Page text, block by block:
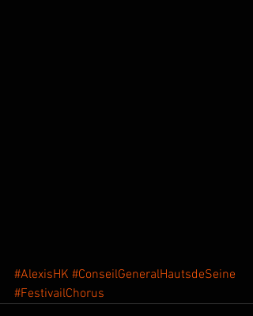
#AlexisHK #ConseilGeneralHautsdeSeine
#FestivailChorus